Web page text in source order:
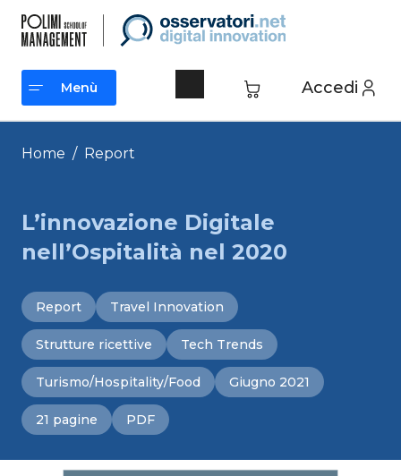
contenuto
Accedi
Menù
Menù
Home / Report
L’innovazione Digitale
nell’Ospitalità nel 2020
Report Travel Innovation
Strutture ricettive Tech Trends
Turismo/Hospitality/Food Giugno 2021
21 pagine PDF